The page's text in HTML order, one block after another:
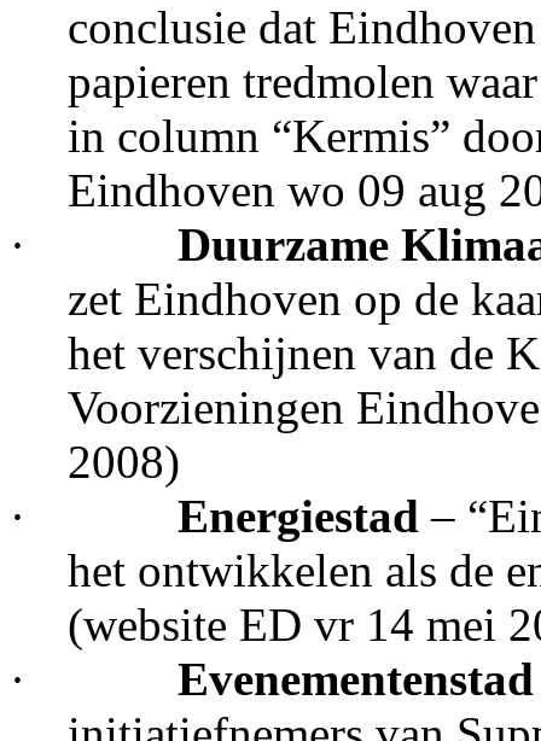
conclusie dat
papieren tredmolen
in column “Kermis”
Eindhoven wo 09 aug
·
Duurzame
zet Eindhoven op de
het verschijnen van de
Voorzieningen
2008)
·
Energiestad–
het ontwikkelen als de
(website ED vr 14 mei
·